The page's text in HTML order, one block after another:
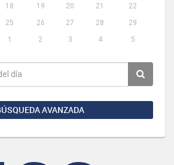
18 19 20 21
22
25 26 27 28
29
1 2 3 4 5
AVANZADA